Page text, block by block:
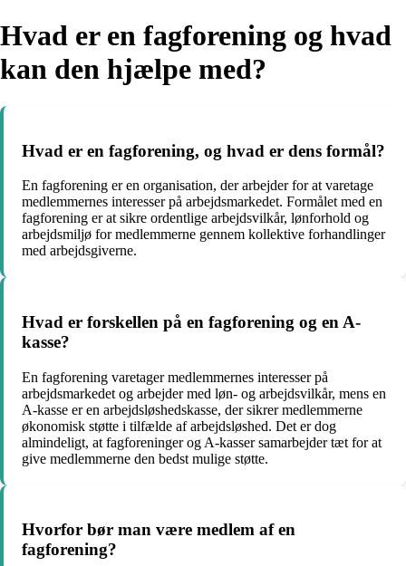
Hvad er en fagforening og hvad
kan den hjælpe med?
Hvad er en fagforening, og hvad er dens formål?
En fagforening er en organisation, der arbejder for at varetage
medlemmernes interesser på arbejdsmarkedet. Formålet med en
fagforening er at sikre ordentlige arbejdsvilkår, lønforhold og
arbejdsmiljø for medlemmerne gennem kollektive forhandlinger
med arbejdsgiverne.
Hvad er forskellen på en fagforening og en A-
kasse?
En fagforening varetager medlemmernes interesser på
arbejdsmarkedet og arbejder med løn- og arbejdsvilkår, mens en
A-kasse er en arbejdsløshedskasse, der sikrer medlemmerne
økonomisk støtte i tilfælde af arbejdsløshed. Det er dog
almindeligt, at fagforeninger og A-kasser samarbejder tæt for at
give medlemmerne den bedst mulige støtte.
Hvorfor bør man være medlem af en
fagforening?